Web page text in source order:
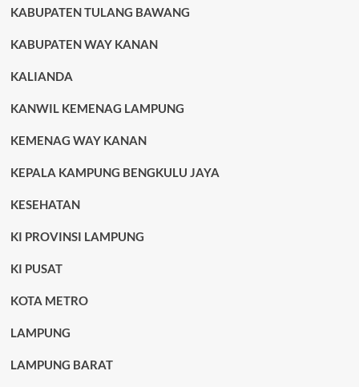
KABUPATEN TULANG BAWANG
KABUPATEN WAY KANAN
KALIANDA
KANWIL KEMENAG LAMPUNG
KEMENAG WAY KANAN
KEPALA KAMPUNG BENGKULU JAYA
KESEHATAN
KI PROVINSI LAMPUNG
KI PUSAT
KOTA METRO
LAMPUNG
LAMPUNG BARAT